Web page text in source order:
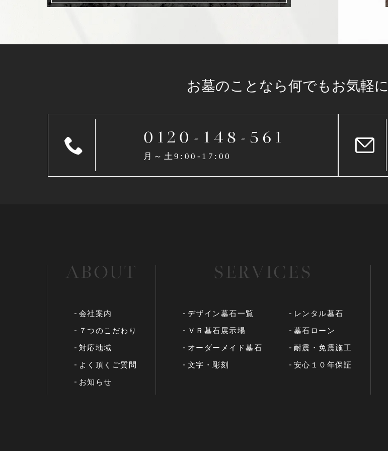
お墓のことなら何でもお気軽に
0120-148-561
月～土9:00-17:00
ABOUT
会社案内
７つのこだわり
対応地域
よく頂くご質問
お知らせ
SERVICES
デザイン墓石一覧
ＶＲ墓石展示場
オーダーメイド墓石
文字・彫刻
レンタル墓石
墓石ローン
耐震・免震施工
安心１０年保証